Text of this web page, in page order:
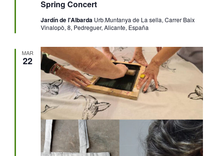
Spring Concert
Jardín de l'Albarda Urb.Muntanya de La sella, Carrer Baix
Vinalopò, 8, Pedreguer, Alicante, España
MAR
22